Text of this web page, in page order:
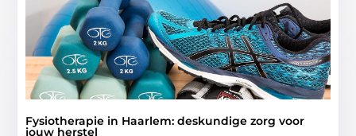
Fysiotherapie in Haarlem: deskundige zorg voor
jouw herstel